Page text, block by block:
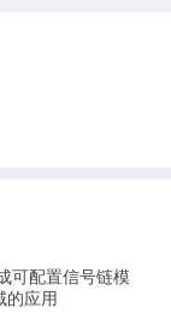
可配置信号链模
的应用